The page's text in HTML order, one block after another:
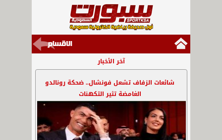
آخر الأخبار
شائعات الزفاف تشعل فونشال.. ضحكة رونالدو
الغامضة تثير التكهنات